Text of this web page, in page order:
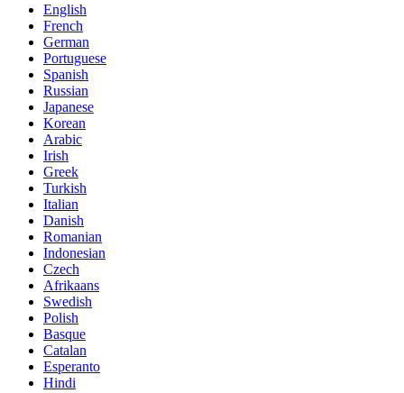
English
French
German
Portuguese
Spanish
Russian
Japanese
Korean
Arabic
Irish
Greek
Turkish
Italian
Danish
Romanian
Indonesian
Czech
Afrikaans
Swedish
Polish
Basque
Catalan
Esperanto
Hindi